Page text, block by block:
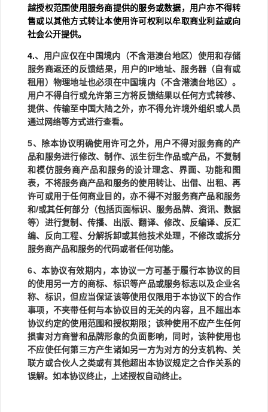
越授权范围使用服务商提供的服务或数据，用户亦不得转
售或以其他方式转让本使用许可权利以牟取商业利益或向
社会公开提供。
4.、用户应仅在中国境内（不含港澳台地区）使用和存储
服务商返还的反馈结果，用户的IP地址、服务器（自有或
租用）物理地址也必须在中国境内（不含港澳台地区）。
用户不得自行或允许第三方将反馈结果以任何方式转移、
提供、传输至中国大陆之外，亦不得允许境外组织或人员
通过网络等方式进行查看。
5、除本协议明确使用许可之外，用户不得对服务商的产
品和服务进行修改、制作、派生衍生作品或产品，不复制
和模仿服务商产品和服务的设计理念、界面、功能和图
表，不将服务商产品和服务的使用转让、出借、出租、再
许可或用于任何商业目的，亦不得不对服务商产品和服务
和/或其任何部分（包括页面标识、服务品牌、资讯、数据
等）进行复制、传播、出版、翻译、修改、反编译、反汇
编、反向工程、分解拆卸或其他技术处理，不修改或拆分
服务商产品和服务的代码或者任何功能。
6、本协议有效期内，本协议一方可基于履行本协议的目
的使用另一方的商标、标识等产品或服务标志以及企业名
称、标识，但应当保证该等使用仅限用于本协议下的合作
事项，不夹带任何与本协议目的无关的内容，且不超出本
协议约定的使用范围和授权期限；该种使用不应产生任何
损害对方商誉和品牌形象的负面影响，同时，该种使用也
不应使任何第三方产生诸如另一方为对方的分支机构、关
联方或合伙人之类或有其他超出本协议规定之合作关系的
误解。如本协议终止，上述授权自动终止。